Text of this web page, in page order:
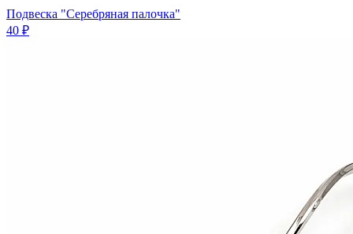
Подвеска "Серебряная палочка"
40 ₽